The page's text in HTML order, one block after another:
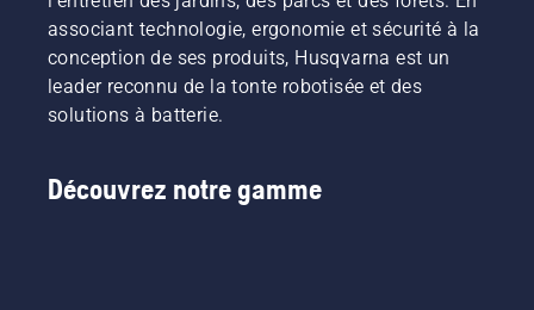
associant technologie, ergonomie et sécurité à la
conception de ses produits, Husqvarna est un
leader reconnu de la tonte robotisée et des
solutions à batterie.
Découvrez notre gamme